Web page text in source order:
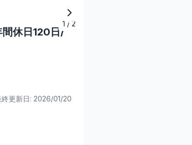
1 / 2
休日120日/
終更新日: 2026/01/20